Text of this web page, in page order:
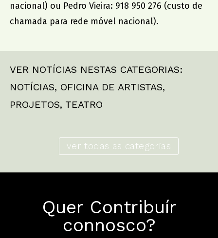
nacional) ou Pedro Vieira: 918 950 276 (custo de
chamada para rede móvel nacional).
VER NOTÍCIAS NESTAS CATEGORIAS:
NOTÍCIAS, OFICINA DE ARTISTAS,
PROJETOS, TEATRO
ver todas as categorias
Quer Contribuír
connosco?